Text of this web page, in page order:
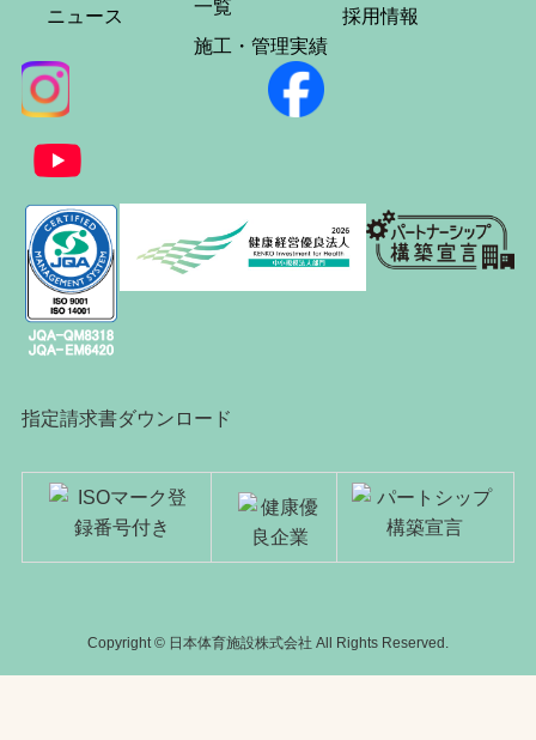
ニュース
一覧
施工・管理実績
採用情報
指定請求書ダウンロード
Copyright © 日本体育施設株式会社 All Rights Reserved.